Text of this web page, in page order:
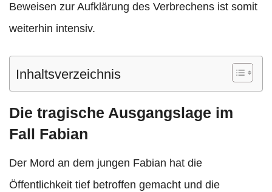
Beweisen zur Aufklärung des Verbrechens ist somit
weiterhin intensiv.
Inhaltsverzeichnis
Die tragische Ausgangslage im
Fall Fabian
Der Mord an dem jungen Fabian hat die
Öffentlichkeit tief betroffen gemacht und die